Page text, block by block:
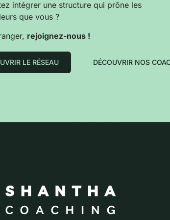
intégrer une structure qui prône les
que vous ?
rejoignez-nous !
LE RÉSEAU DÉCOUVRIR NOS